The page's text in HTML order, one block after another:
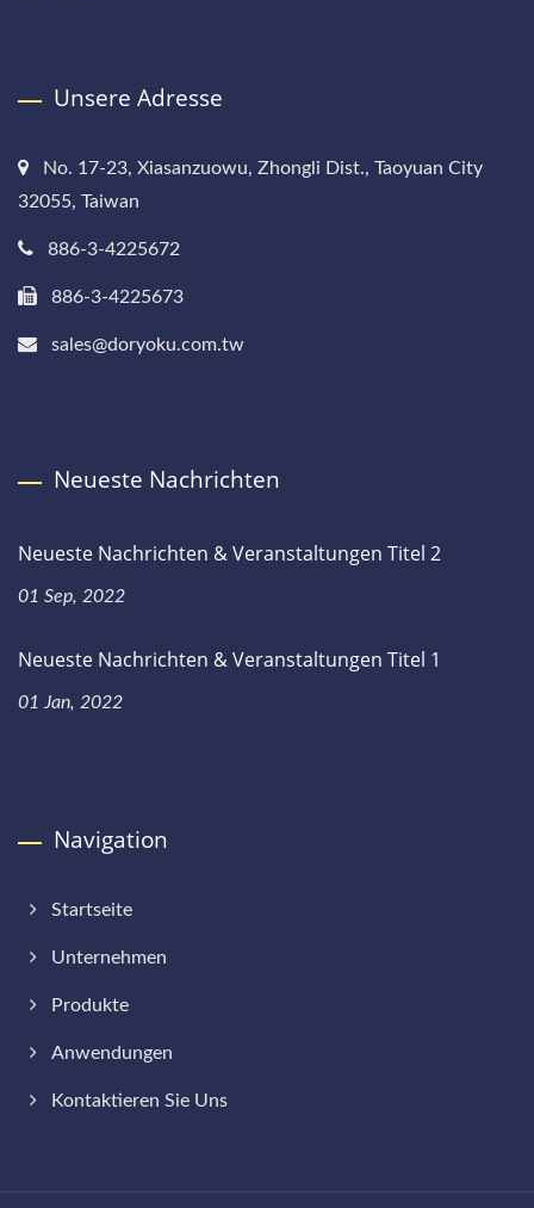
Unsere Adresse
No. 17-23, Xiasanzuowu, Zhongli Dist., Taoyuan City
32055, Taiwan
886-3-4225672
886-3-4225673
sales@doryoku.com.tw
Neueste Nachrichten
Neueste Nachrichten & Veranstaltungen Titel 2
01 Sep, 2022
Neueste Nachrichten & Veranstaltungen Titel 1
01 Jan, 2022
Navigation
Startseite
Unternehmen
Produkte
Anwendungen
Kontaktieren Sie Uns